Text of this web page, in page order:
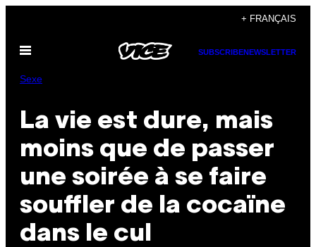
content
+ FRANÇAIS
Open
SUBSCRIBENEWSLETTER
Sexe
La vie est dure, mais
moins que de passer
une soirée à se faire
souffler de la cocaïne
dans le cul